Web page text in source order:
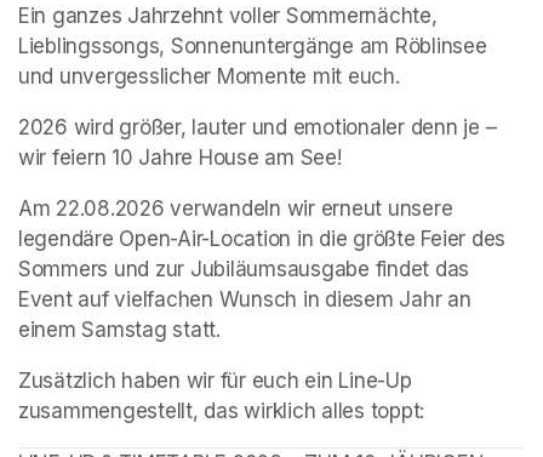
Ein ganzes Jahrzehnt voller Sommernächte,
Lieblingssongs, Sonnenuntergänge am Röblinsee
und unvergesslicher Momente mit euch.
2026 wird größer, lauter und emotionaler denn je –
wir feiern 10 Jahre House am See!
Am 22.08.2026 verwandeln wir erneut unsere
legendäre Open-Air-Location in die größte Feier des
Sommers und zur Jubiläumsausgabe findet das
Event auf vielfachen Wunsch in diesem Jahr an
einem Samstag statt.
Zusätzlich haben wir für euch ein Line-Up
zusammengestellt, das wirklich alles toppt: